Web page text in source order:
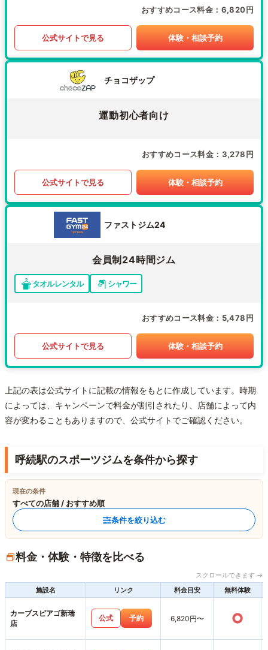
おすすめコース料金 6,820円
公式サイトで見る 体験・相談予約
チョコザップ
運動初心者向け
おすすめコース料金 3,278円
公式サイトで見る 体験・相談予約
ファストジム24
会員制24時間ジム
タオルレンタル シャワー
おすすめコース料金 5,478円
公式サイトで見る 体験・相談予約
上記の表は公式サイトに記載の情報をもとに作成しています。時期
によっては、キャンペーンで料金が割引されたり、店舗によって内
容が変わることもありますので、公式サイトでご確認ください。
呼続駅のスポーツジムを条件から探す
現在の条件
すべての店舗 / おすすめ順
条件を絞り込む
料金・体験・特徴を比べる
スクロールできます →
施設名
リンク 料金目安 無料体験
カーブスピアゴ新瑞
店
公式 予約 6,820円〜 ○